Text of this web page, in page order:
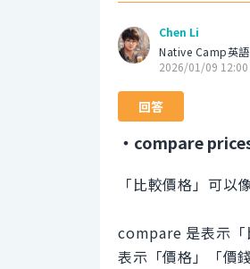
Chen Li
Native Camp英
2026/01/09 12:00
回答
・compare
「比較價格」可以
compare 是表示「
表示「價格」「價